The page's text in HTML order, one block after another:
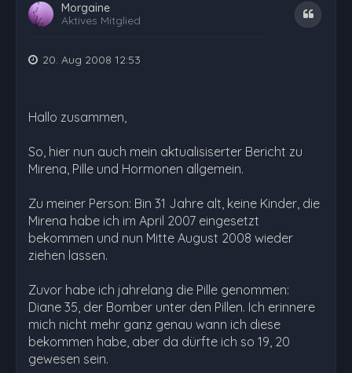
Morgaine
Aktives Mitglied
Zitat
20. Aug 2008 12:53
Hallo zusammen,
So, hier nun auch mein aktualisiserter Bericht zu
Mirena, Pille und Hormonen allgemein.
Zu meiner Person: Bin 31 Jahre alt, keine Kinder, die
Mirena habe ich im April 2007 eingesetzt
bekommen und nun Mitte August 2008 wieder
ziehen lassen.
Zuvor habe ich jahrelang die Pille genommen:
Diane 35, der Bomber unter den Pillen. Ich erinnere
mich nicht mehr ganz genau wann ich diese
bekommen habe, aber da dürfte ich so 19, 20
gewesen sein.